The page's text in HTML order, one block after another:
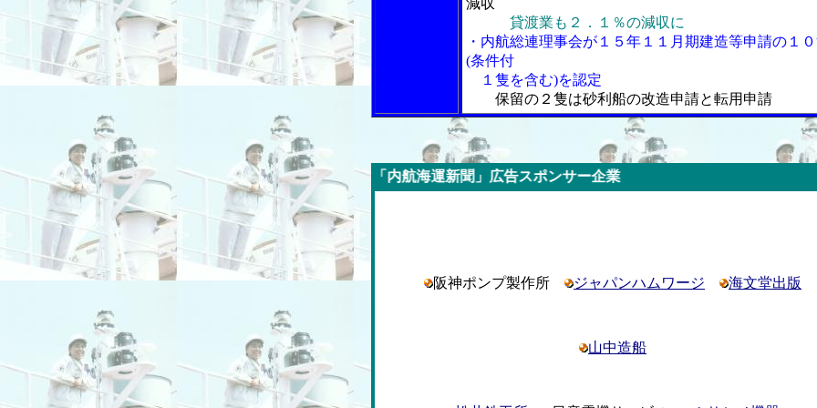
減収
貸渡業も２．１％の減収に
・内航総連理事会が１５年１１月期建造等申請の１
(条件付
１隻を含む)を認定
保留の２隻は砂利船の改造申請と転用申請
今週の「内航海運新聞」広告スポンサー企業
阪神ポンプ製作所 ジャパンハムワージ 海文堂出版
山中造船